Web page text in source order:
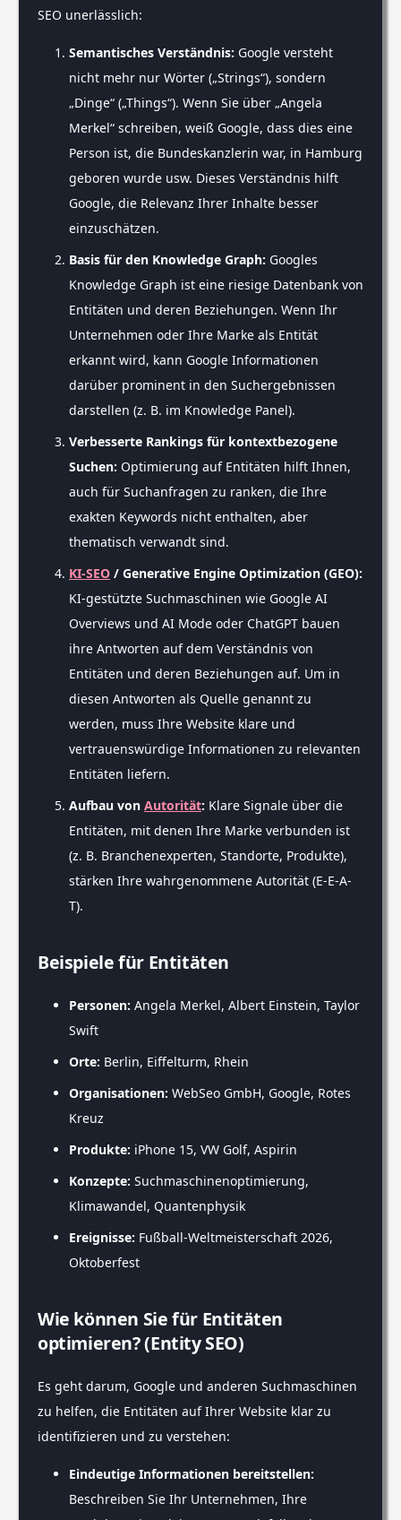
SEO unerlässlich:
Semantisches Verständnis: Google versteht
nicht mehr nur Wörter („Strings“), sondern
„Dinge“ („Things“). Wenn Sie über „Angela
Merkel“ schreiben, weiß Google, dass dies eine
Person ist, die Bundeskanzlerin war, in Hamburg
geboren wurde usw. Dieses Verständnis hilft
Google, die Relevanz Ihrer Inhalte besser
einzuschätzen.
Basis für den Knowledge Graph: Googles
Knowledge Graph ist eine riesige Datenbank von
Entitäten und deren Beziehungen. Wenn Ihr
Unternehmen oder Ihre Marke als Entität
erkannt wird, kann Google Informationen
darüber prominent in den Suchergebnissen
darstellen (z. B. im Knowledge Panel).
Verbesserte Rankings für kontextbezogene
Suchen: Optimierung auf Entitäten hilft Ihnen,
auch für Suchanfragen zu ranken, die Ihre
exakten Keywords nicht enthalten, aber
thematisch verwandt sind.
KI-SEO / Generative Engine Optimization (GEO):
KI-gestützte Suchmaschinen wie Google AI
Overviews und AI Mode oder ChatGPT bauen
ihre Antworten auf dem Verständnis von
Entitäten und deren Beziehungen auf. Um in
diesen Antworten als Quelle genannt zu
werden, muss Ihre Website klare und
vertrauenswürdige Informationen zu relevanten
Entitäten liefern.
Aufbau von Autorität: Klare Signale über die
Entitäten, mit denen Ihre Marke verbunden ist
(z. B. Branchenexperten, Standorte, Produkte),
stärken Ihre wahrgenommene Autorität (E-E-A-
T).
Beispiele für Entitäten
Personen: Angela Merkel, Albert Einstein, Taylor
Swift
Orte: Berlin, Eiffelturm, Rhein
Organisationen: WebSeo GmbH, Google, Rotes
Kreuz
Produkte: iPhone 15, VW Golf, Aspirin
Konzepte: Suchmaschinenoptimierung,
Klimawandel, Quantenphysik
Ereignisse: Fußball-Weltmeisterschaft 2026,
Oktoberfest
Wie können Sie für Entitäten
optimieren? (Entity SEO)
Es geht darum, Google und anderen Suchmaschinen
zu helfen, die Entitäten auf Ihrer Website klar zu
identifizieren und zu verstehen:
Eindeutige Informationen bereitstellen:
Beschreiben Sie Ihr Unternehmen, Ihre